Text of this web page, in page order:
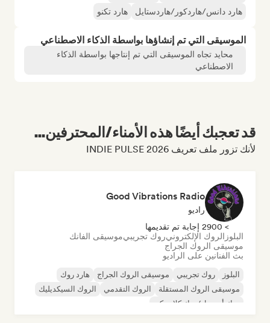
هارد دانس/هاردكور/هاردستايل هارد تكنو
الموسيقى التي تم إنشاؤها بواسطة الذكاء الاصطناعي
محايد تجاه الموسيقى التي تم إنتاجها بواسطة الذكاء
الاصطناعي
قد تعجبك أيضًا هذه الأمناء/المحترفين...
لأنك تزور ملف تعريف INDIE PULSE 2026
Good Vibrations Radio
راديو
> 2900 إجابة تم تقديمها
البلوز الروك الإلكترونيروك تجريبيموسيقى الفانك
موسيقى الروك الجراج
بث الفنانين على الراديو
البلوز روك تجريبي موسيقى الروك الجراج
هارد روك
موسيقى الروك المستقلة
الروك التقدمي
الروك السيكديليك
روك أند رول/روك كلاسيكي